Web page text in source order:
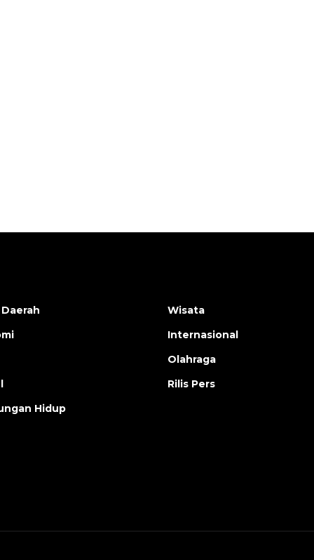
Hidup
Wisata
Internasional
Olahraga
Rilis Pers